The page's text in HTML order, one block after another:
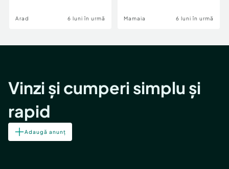
Arad 6 luni în urmă Mamaia 6 luni în urmă
Vinzi și cumperi simplu și
rapid
Adaugă anunț